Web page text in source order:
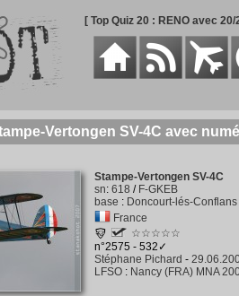
[ Top Quiz 20 : RENO avec 20/
Vertongen SV-4C avec
Stampe-Vertongen SV-4C
sn: 618 / F-GKEB
base : Doncourt-lés-Conflans
France
☆☆☆☆☆
n°2575 - 532✓
Stéphane Pichard -
LFSO: Nancy (FRA) MNA